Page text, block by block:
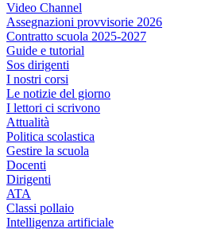
Video Channel
Assegnazioni provvisorie 2026
Contratto scuola 2025-2027
Guide e tutorial
Sos dirigenti
I nostri corsi
Le notizie del giorno
I lettori ci scrivono
Attualità
Politica scolastica
Gestire la scuola
Docenti
Dirigenti
ATA
Classi pollaio
Intelligenza artificiale